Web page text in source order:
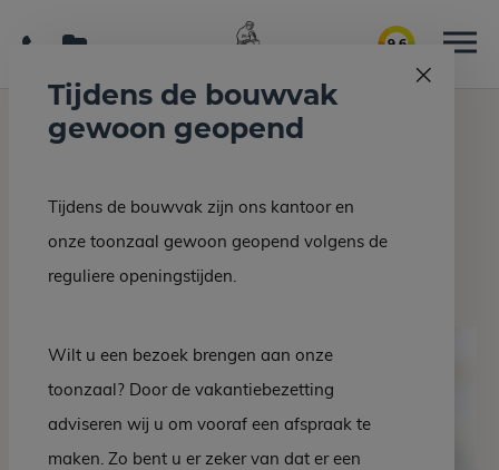
9.6
Home Grafmonumenten Grafsteen EM 102-10
Grafsteen EM 102-10
Tijdens de bouwvak
gewoon geopend
Tijdens de bouwvak zijn ons kantoor en
onze toonzaal gewoon geopend volgens de
reguliere openingstijden.
Wilt u een bezoek brengen aan onze
toonzaal? Door de vakantiebezetting
adviseren wij u om vooraf een afspraak te
maken. Zo bent u er zeker van dat er een